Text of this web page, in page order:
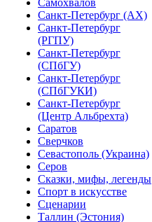
Самохвалов
Санкт-Петербург (АХ)
Санкт-Петербург
(РГПУ)
Санкт-Петербург
(СПбГУ)
Санкт-Петербург
(СПбГУКИ)
Санкт-Петербург
(Центр Альбрехта)
Саратов
Сверчков
Севастополь (Украина)
Серов
Сказки, мифы, легенды
Спорт в искусстве
Сценарии
Таллин (Эстония)